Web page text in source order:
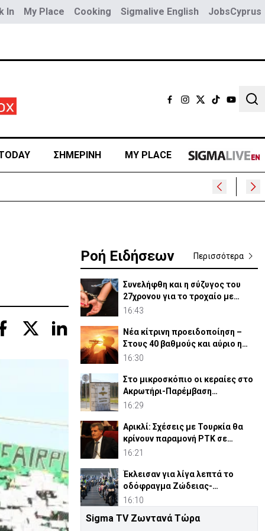
In My Place Cooking Sigmalive English JobsCyprus
ΣΗΜΕΡΙΝΗ MY PLACE
Ροή Ειδήσεων Περισσότερα
Συνελήφθη και η σύζυγος του
27χρονου για το τροχαίο με
σκούτερ
16:43
Νέα κίτρινη προειδοποίηση –
Στους 40 βαθμούς και αύριο η
θερμοκρασία
16:30
Στο μικροσκόπιο οι κεραίες στο
Ακρωτήρι-Παρέμβαση
περιβαλλοντικών οργανώσεων
16:29
Αρικλί: Σχέσεις με Τουρκία θα
κρίνουν παραμονή ΡΤΚ σε
ενδεχόμενη «κυβέρνηση»
16:21
Έκλεισαν για λίγα λεπτά το
οδόφραγμα Ζώδειας-
Αστρομερίτη οι μοτοσικλετιστές
16:10
Η κυπριακή μπίρα σε αριθμούς-
Sigma TV Ζωντανά Τώρα